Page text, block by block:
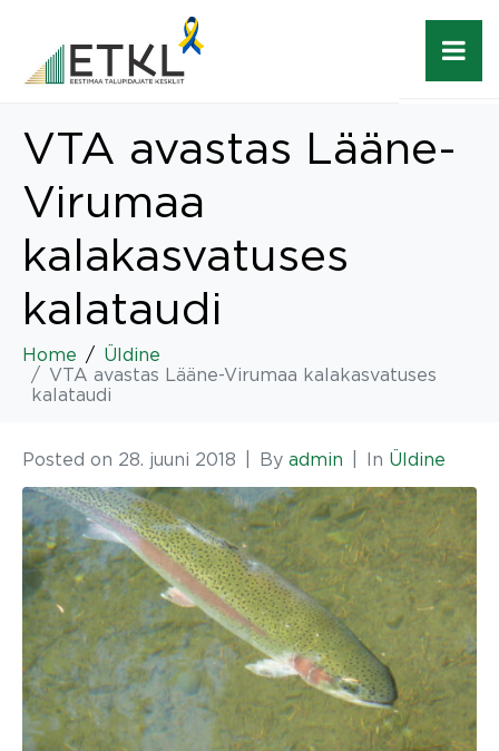
VTA avastas Lääne-
Virumaa
kalakasvatuses
kalataudi
Home
Üldine
VTA avastas Lääne-Virumaa kalakasvatuses
kalataudi
Posted on 28. juuni 2018 By admin In Üldine